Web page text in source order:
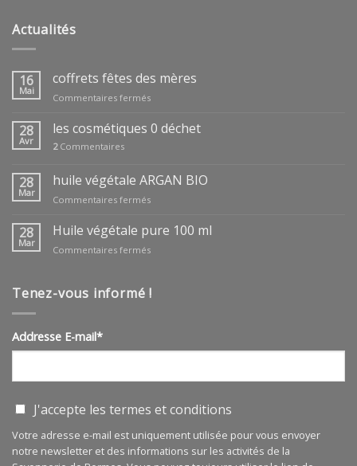
Actualités
16
Mai
coffrets fêtes des mères
Commentaires ferméssur
fêtes
28
Avr
les cosmétiques 0 déchet
2Commentaires
28
Mar
huile végétale ARGAN BIO
Commentaires ferméssur
végétale
BIO
28
Mar
Huile végétale pure 100 ml
Commentaires ferméssur
pure
Tenez-vous informé !
Addresse E-mail*
J'accepte les termes et conditions
Votre adresse e-mail est uniquement utilisée pour vous envoyer
notre newsletter et des informations sur les activités de la